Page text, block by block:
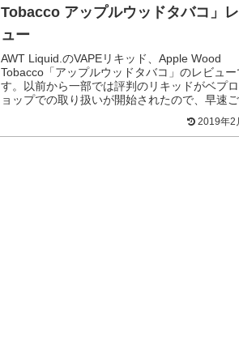
Tobacco アップルウッドタバコ」
ュー
AWT Liquid.のVAPEリキッド、Apple Wood
Tobacco「アップルウッドタバコ」のレビュー
す。以前から一部では評判のリキッドがベプ
ョップでの取り扱いが開始されたので、早速
2019年2